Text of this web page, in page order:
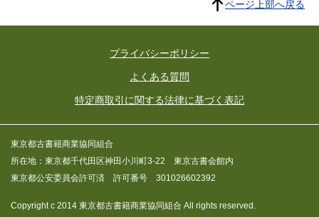
ページ上部へ戻る
プライバシーポリシー
よくある質問
特定商取引に関する法律に基づく表記
東京都古書籍商業協同組合
所在地：東京都千代田区神田小川町3-22 東京古書会館内
東京都公安委員会許可済 許可番号 301026602392
Copyright c 2014 東京都古書籍商業協同組合 All rights reserved.